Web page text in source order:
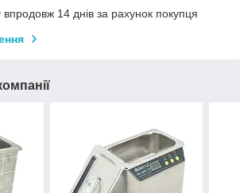
14 днів за рахунок покупця